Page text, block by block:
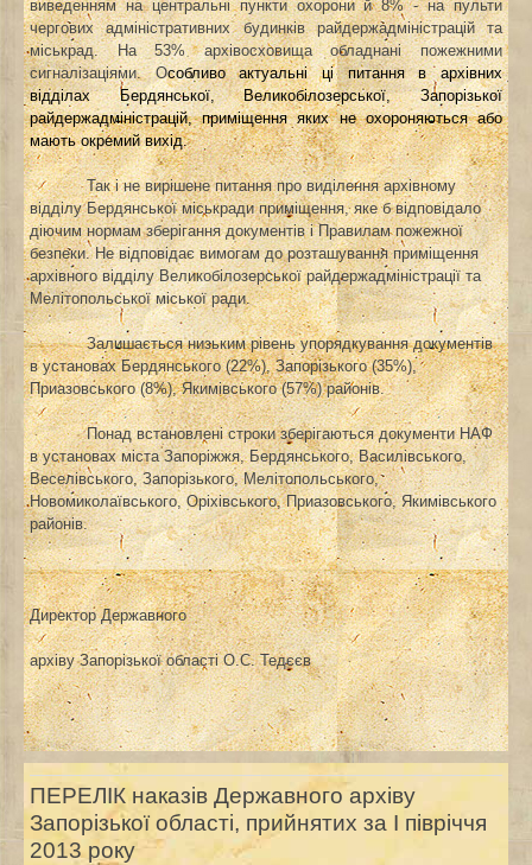
виведенням на центральні пункти охорони й 8% - на пульти
чергових адміністративних будинків райдержадміністрацій та
міськрад. На 53% архівосховища обладнані пожежними
сигналізаціями. Особливо актуальні ці питання в архівних
відділах Бердянської, Великобілозерської, Запорізької
райдержадміністрацій, приміщення яких не охороняються або
мають окремий вихід.
Так і не вирішене питання про виділення архівному
відділу Бердянської міськради приміщення, яке б відповідало
діючим нормам зберігання документів і Правилам пожежної
безпеки. Не відповідає вимогам до розташування приміщення
архівного відділу Великобілозерської райдержадміністрації та
Мелітопольської міської ради.
Залишається низьким рівень упорядкування документів
в установах Бердянського (22%), Запорізького (35%),
Приазовського (8%), Якимівського (57%) районів.
Понад встановлені строки зберігаються документи НАФ
в установах містаЗапоріжжя, Бердянського, Василівського,
Веселівського, Запорізького,Мелітопольського,
Новомиколаївського, Оріхівського, Приазовського, Якимівського
районів.
Директор Державного
архіву Запорізької областіО.С. Тедєєв
ПЕРЕЛІК наказів Державного архіву
Запорізької області, прийнятих за І півріччя
2013 року